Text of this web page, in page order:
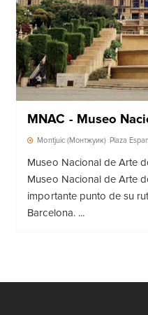
MNAC - Museo
Montjuic (Монтжуик) Plaza
Museo Nacional de Arte
Museo Nacional de Arte
importante punto de su
Barcelona. ...